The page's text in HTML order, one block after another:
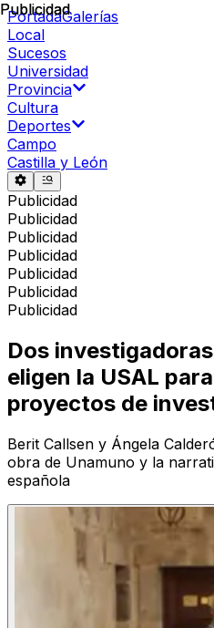
PortadaGalerías
Local
Sucesos
Universidad
Provincia
Cultura
Deportes
Campo
Castilla y León
Publicidad
Publicidad
Publicidad
Publicidad
Publicidad
Publicidad
Publicidad
Publicidad
Dos
eligen la USAL
proyectos de
Berit Callsen y Ángela
obra de Unamuno y la
española
Publicidad